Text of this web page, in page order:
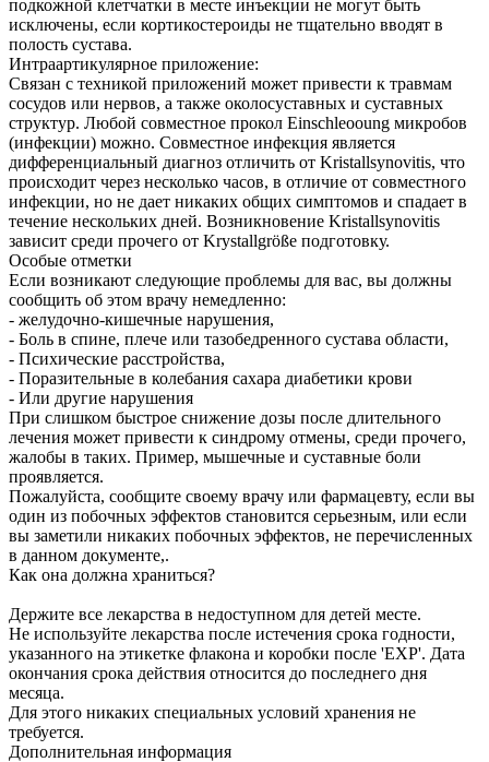
подкожной клетчатки в месте инъекции не могут быть
исключены, если кортикостероиды не тщательно вводят в
полость сустава.
Интраартикулярное приложение:
Связан с техникой приложений может привести к травмам
сосудов или нервов, а также околосуставных и суставных
структур. Любой совместное прокол Einschleooung микробов
(инфекции) можно. Совместное инфекция является
дифференциальный диагноз отличить от Kristallsynovitis, что
происходит через несколько часов, в отличие от совместного
инфекции, но не дает никаких общих симптомов и спадает в
течение нескольких дней. Возникновение Kristallsynovitis
зависит среди прочего от Krystallgröße подготовку.
Особые отметки
Если возникают следующие проблемы для вас, вы должны
сообщить об этом врачу немедленно:
- желудочно-кишечные нарушения,
- Боль в спине, плече или тазобедренного сустава области,
- Психические расстройства,
- Поразительные в колебания сахара диабетики крови
- Или другие нарушения
При слишком быстрое снижение дозы после длительного
лечения может привести к синдрому отмены, среди прочего,
жалобы в таких. Пример, мышечные и суставные боли
проявляется.
Пожалуйста, сообщите своему врачу или фармацевту, если вы
один из побочных эффектов становится серьезным, или если
вы заметили никаких побочных эффектов, не перечисленных
в данном документе,.
Как она должна храниться?
Держите все лекарства в недоступном для детей месте.
Не используйте лекарства после истечения срока годности,
указанного на этикетке флакона и коробки после 'EXP'. Дата
окончания срока действия относится до последнего дня
месяца.
Для этого никаких специальных условий хранения не
требуется.
Дополнительная информация